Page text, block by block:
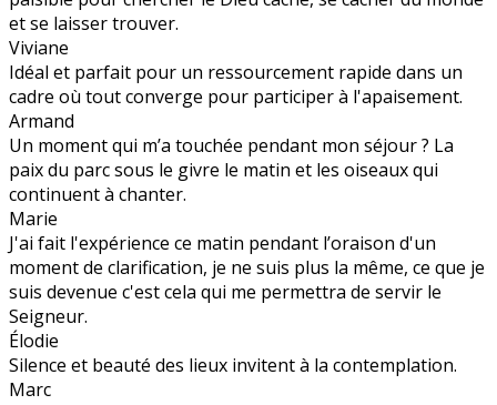
et se laisser trouver.
Viviane
Idéal et parfait pour un ressourcement rapide dans un
cadre où tout converge pour participer à l'apaisement.
Armand
Un moment qui m’a touchée pendant mon séjour ? La
paix du parc sous le givre le matin et les oiseaux qui
continuent à chanter.
Marie
J'ai fait l'expérience ce matin pendant l’oraison d'un
moment de clarification, je ne suis plus la même, ce que je
suis devenue c'est cela qui me permettra de servir le
Seigneur.
Élodie
Silence et beauté des lieux invitent à la contemplation.
Marc